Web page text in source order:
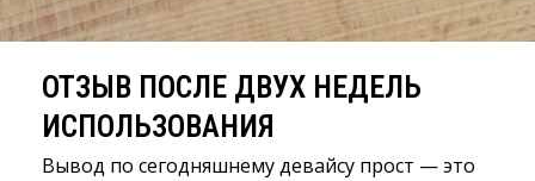
ОТЗЫВ ПОСЛЕ ДВУХ НЕДЕЛЬ
ИСПОЛЬЗОВАНИЯ
Вывод по сегодняшнему девайсу прост — это